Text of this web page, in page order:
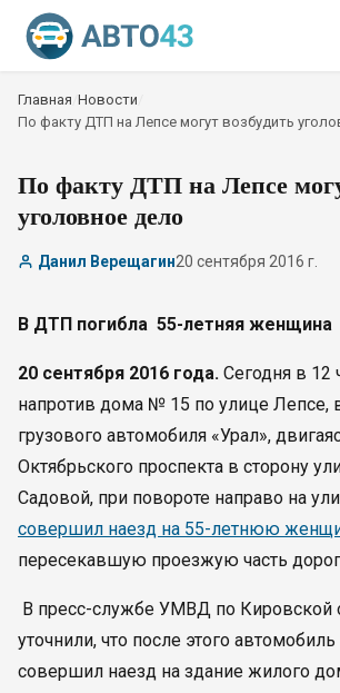
Главная Новости
По факту ДТП на Лепсе могут возбудить
По факту ДТП на Лепсе
уголовное дело
Данил Верещагин20 сентября 2016 г.
В ДТП погибла 55-летняя женщина
20 сентября 2016 года. Сегодня в 12
напротив дома № 15 по улице Лепсе,
грузового автомобиля «Урал»,
Октябрьского проспекта в сторону
Садовой, при повороте направо на
совершил наезд на 55-летнюю
пересекавшую проезжую часть
В пресс-службе УМВД по Кировской
уточнили, что после этого автомобиль
совершил наезд на здание жилого